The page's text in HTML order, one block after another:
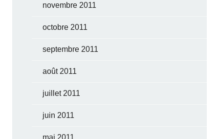
novembre 2011
octobre 2011
septembre 2011
août 2011
juillet 2011
juin 2011
mai 2011